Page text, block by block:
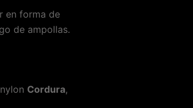
en forma de
de ampollas.
Cordura,